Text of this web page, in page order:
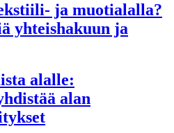
ja muotialalla?
yhteishakuun ja
alalle:
alan